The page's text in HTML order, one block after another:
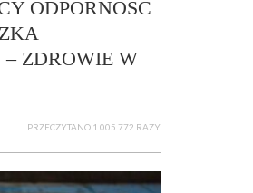
ODPORNOŚĆ
ZDROWIE W
PRZECZYTANO 1 005 772 RAZY